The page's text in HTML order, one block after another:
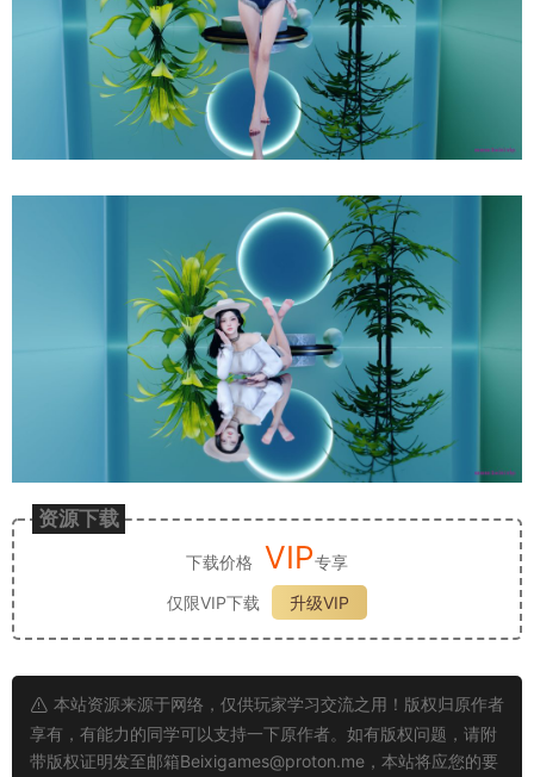
资源下载
下载价格 VIP专享
仅限VIP下载
升级VIP
本站资源来源于网络，仅供玩家学习交流之用！版权归原作者
享有，有能力的同学可以支持一下原作者。如有版权问题，请附
带版权证明发至邮箱Beixigames@proton.me ，本站将应您的要